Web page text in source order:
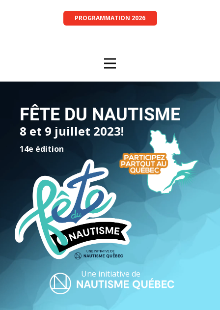
PROGRAMMATION 2026
FÊTE DU NAUTISME
8 et 9 juillet 2023!
14e édition
Une initiative de